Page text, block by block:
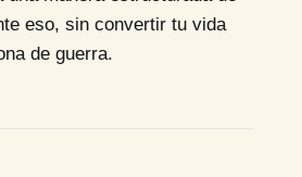
eso, sin convertir tu vida
de guerra.